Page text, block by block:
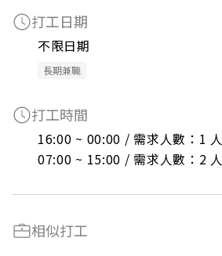
打工日期
不限日期
長期兼職
打工時間
16:00 ~ 00:00 / 需求人數：1 人
07:00 ~ 15:00 / 需求人數：2 人
相似打工